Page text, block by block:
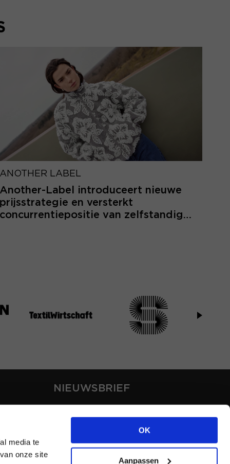
media te
onze site
OK
Aanpassen
ANOTHER LABEL
Another-Label introduceert nieuwe
prijsstrategie en versterkt
concurrentiepositie van zelfstandige
NIEUWSBRIEF
laatste nieuws via de